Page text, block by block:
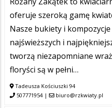
oferuje szeroką gamę
Nasze bukiety i
najświeższych i
tworzą niezapomniane
floryści są w pełni…
Tadeusza Kościuszki 94
507771954| biuro@rzkwiaty.pl